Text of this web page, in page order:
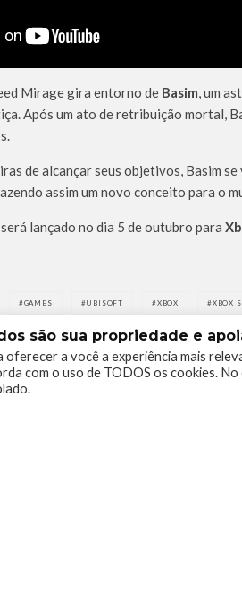
Mirage gira entorno de Basim, um
Após um ato de retribuição mortal,
de alcançar seus objetivos, Basim
assim um novo conceito para o
lançado no dia 5 de outubro para
GAMES UBISOFT XBOX XBOX
são sua propriedade e
oferecer a você a experiência mais
com o uso de TODOS os cookies.